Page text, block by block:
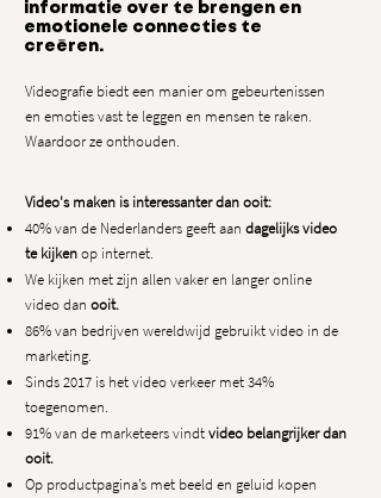
informatie over te brengen en
emotionele connecties te
creëren.
Videografie biedt een manier om gebeurtenissen
en emoties vast te leggen en mensen te raken.
Waardoor ze onthouden.
Video's maken is interessanter dan ooit:
40% van de Nederlanders geeft aan dagelijks video
te kijkenop internet.
We kijken met zijn allen vaker en langer online
video dan ooit.
86% van bedrijven wereldwijd gebruikt video in de
marketing.
Sinds 2017 is het video verkeer met 34%
toegenomen.
91% van de marketeers vindtvideo belangrijker dan
ooit.
Op productpagina’s met beeld en geluid kopen